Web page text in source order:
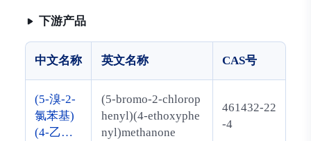
下游产品
中文名称 英文名称 CAS号
(5-溴-2-
氯苯基)
(4-乙氧
(5-bromo-2-chlorop
henyl)(4-ethoxyphe
nyl)methanone
461432-22
-4